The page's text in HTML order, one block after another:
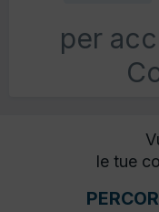
per
le tue